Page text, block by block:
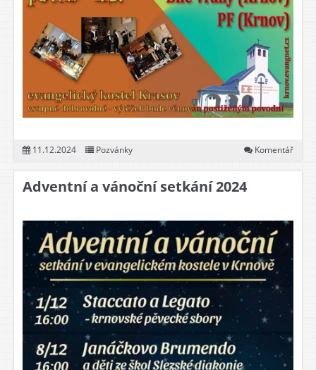
11.12.2024 Pozvánky Komentář
Adventní a vánoční setkání 2024